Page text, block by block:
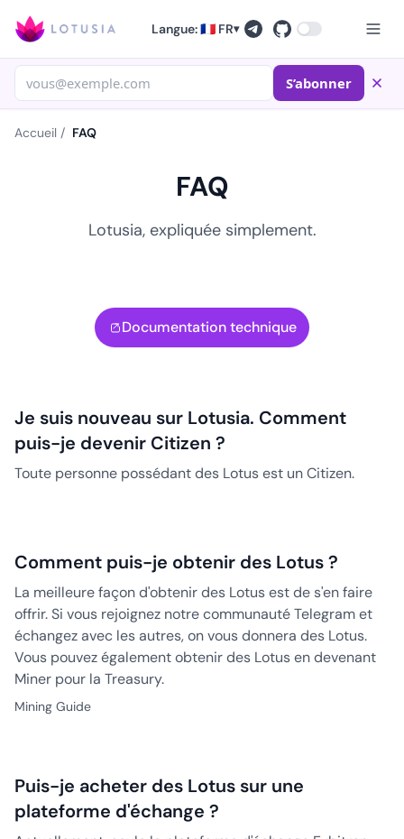
Langue: 🇫🇷 FR▾
S’abonner
Accueil / FAQ
FAQ
Lotusia, expliquée simplement.
Documentation technique
Je suis nouveau sur Lotusia. Comment
puis-je devenir Citizen ?
Toute personne possédant des Lotus est un Citizen.
Comment puis-je obtenir des Lotus ?
La meilleure façon d'obtenir des Lotus est de s'en faire
offrir. Si vous rejoignez notre communauté Telegram et
échangez avec les autres, on vous donnera des Lotus.
Vous pouvez également obtenir des Lotus en devenant
Miner pour la Treasury.
Mining Guide
Puis-je acheter des Lotus sur une
plateforme d'échange ?